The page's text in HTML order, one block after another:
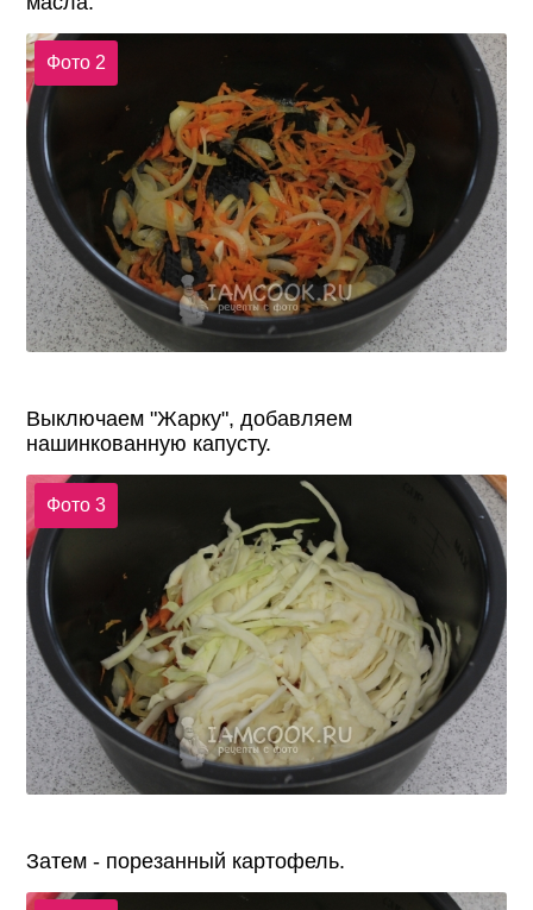
Фото 2
Выключаем "Жарку", добавляем
нашинкованную капусту.
Фото 3
Затем - порезанный картофель.